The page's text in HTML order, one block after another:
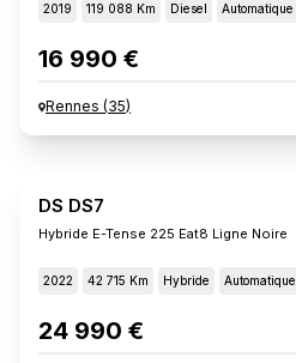
2019 119 088 Km Diesel Automatique
16 990 €
Rennes (35)
DS DS7
Hybride E-Tense 225 Eat8 Ligne Noire
2022 42 715 Km Hybride Automatique
24 990 €